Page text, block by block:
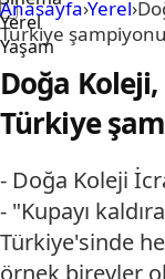
Yerel
Yaşam
Anasayfa›Yerel›
Türkiye
Doğa
Türkiye
- Doğa Koleji
- "Kupayı
Türkiye'sinde
örnek bireyler